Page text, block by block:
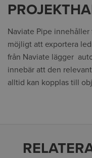
Naviate Pipe
möjligt att exportera
från Naviate lägger
innebär att den
alltid kan kopplas till